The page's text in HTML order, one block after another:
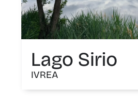
Lago Sirio
IVREA